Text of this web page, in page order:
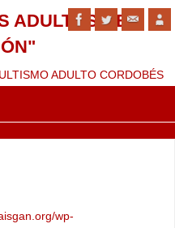
ADULTOS DE
ADULTO CORDOBÉS
wp-